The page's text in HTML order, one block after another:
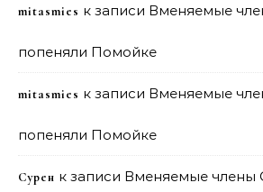
mitasmies к записи Вменяемые
попеняли Помойке
mitasmies к записи Вменяемые
попеняли Помойке
Сурен к записи Вменяемые члены